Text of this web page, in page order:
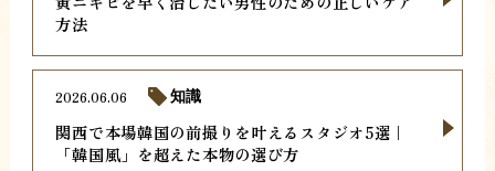
方法
関西で本場韓国の前撮りを叶えるスタジオ5選｜
「韓国風」を超えた本物の選び方
2026.06.06 知識